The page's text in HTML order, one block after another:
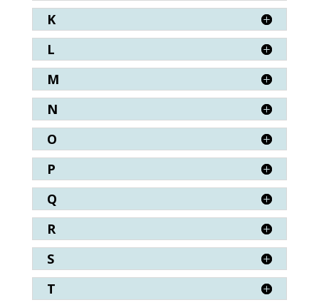
K
L
M
N
O
P
Q
R
S
T